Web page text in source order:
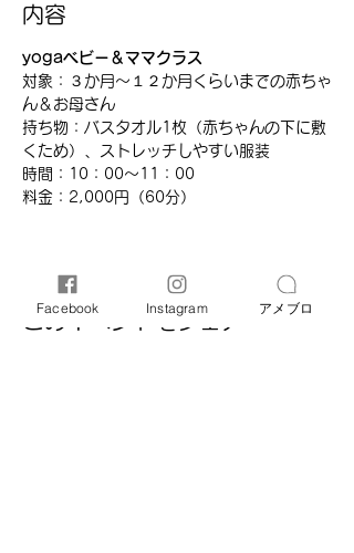
内容
yogaベビー＆ママクラス
対象：３か月～１２か月くらいまでの赤ちゃ
ん＆お母さん
持ち物：バスタオル1枚（赤ちゃんの下に敷
くため）、ストレッチしやすい服装
時間：​10：00～11：00
​料金：2,000円（60分）​
このイベントをシェア
Facebook Instagram アメブロ